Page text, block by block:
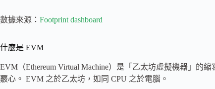
數據來源： Footprint dashboard
什麼是 EVM
EVM（Ethereum Virtual Machine）是「乙太坊虛擬機器」的
覈心。 EVM 之於乙太坊，如同 CPU 之於電腦。